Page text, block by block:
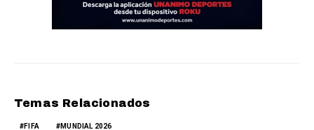
Temas Relacionados
FIFA MUNDIAL 2026